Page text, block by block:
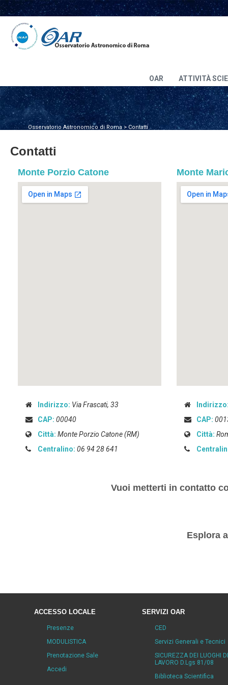
OAR ATTIVITÀ
Osservatorio Astronomico di Roma>Contatti
Contatti
Monte Porzio Catone
Indirizzo: Via Frascati, 33
CAP: 00040
Città: Monte Porzio Catone (RM)
Centralino: 06 94 28 641
Monte
CAP:
Città:
Vuoi metterti in contatto
Esplora
ACCESSO LOCALE
Presenze
MODULISTICA
Prenotazione Sale
Accedi
SERVIZI OAR
CED
Servizi Generali e Tecnici
SICUREZZA DEI LUOGHI DI
LAVORO D.Lgs 81/08
Biblioteca Scientifica